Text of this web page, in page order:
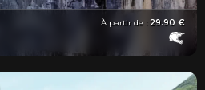
À partir de : 29.90 €